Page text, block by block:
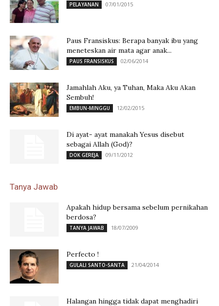
PELAYANAN 07/01/2015
Paus Fransiskus: Berapa banyak ibu yang
meneteskan air mata agar anak...
PAUS FRANSISKUS 02/06/2014
Jamahlah Aku, ya Tuhan, Maka Aku Akan
Sembuh!
EMBUN-MINGGU 12/02/2015
Di ayat- ayat manakah Yesus disebut
sebagai Allah (God)?
DOK GEREJA 09/11/2012
Tanya Jawab
Apakah hidup bersama sebelum pernikahan
berdosa?
TANYA JAWAB 18/07/2009
Perfecto !
GULALI SANTO-SANTA 21/04/2014
Halangan hingga tidak dapat menghadiri